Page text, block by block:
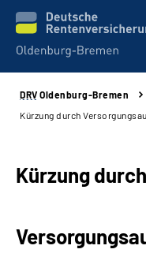
Services
Reha-Kliniken
Karriere
DRV Oldenburg-Bremen
Kürzung durch
Kürzung durch